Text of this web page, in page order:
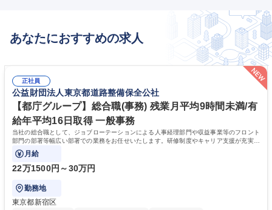
あなたにおすすめの求人
正社員
公益財団法人東京都道路整備保全公社
【都庁グループ】総合職(事務) 残業月平均9時間未満/有
給年平均16日取得 一般事務
当社の総合職として、ジョブローテーションによる人事経理部門や収益事業等のフロント
部門の部署等幅広い部署での業務をお任せいたします。研修制度やキャリア支援が充実し
ております！ ※下記業務詳細
月給
22万1500円～30万円
勤務地
東京都新宿区